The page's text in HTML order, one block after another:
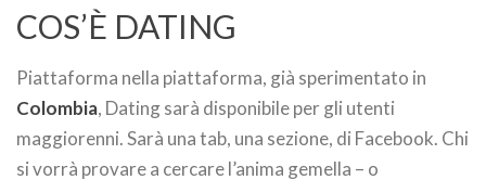
COS’È DATING
Piattaforma nella piattaforma, già sperimentato in
Colombia, Dating sarà disponibile per gli utenti
maggiorenni. Sarà una tab, una sezione, di Facebook. Chi
si vorrà provare a cercare l’anima gemella – o